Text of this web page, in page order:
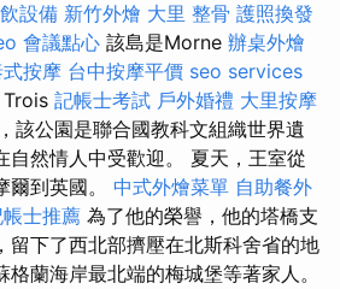
設備 新竹外燴 大里 整骨 護照換發
會議點心 該島是Morne 辦桌外燴
按摩 台中按摩平價 seo services
Trois 記帳士考試 戶外婚禮 大里按摩
該公園是聯合國教科文組織世界遺
自然情人中受歡迎。 夏天，王室從
爾到英國。 中式外燴菜單 自助餐外
士推薦 為了他的榮譽，他的塔橋支
留下了西北部擠壓在北斯科舍省的地
蘭海岸最北端的梅城堡等著家人。